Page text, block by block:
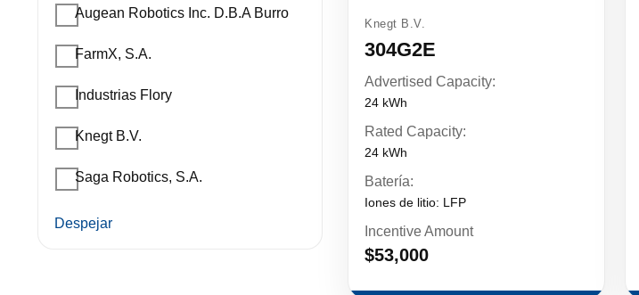
Augean Robotics Inc. D.B.A Burro
FarmX, S.A.
Industrias Flory
Knegt B.V.
Saga Robotics, S.A.
Despejar
Knegt B.V.
304G2E
Advertised Capacity:
24 kWh
Rated Capacity:
24 kWh
Batería:
Iones de litio: LFP
Incentive Amount
$53,000